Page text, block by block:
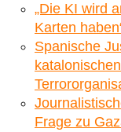
„Die KI wird
Karten
Spanische
Frage zu